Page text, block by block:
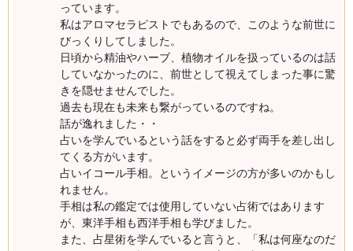
っています。
私はアロマセラピストでもあるので、このような前世に
びっくりしてしました。
日頃から精油やハーブ、植物オイルを扱っているのは話
していなかったのに、前世として視えてしまった事に驚
きを隠せませんでした。
過去も現在も未来も繋がっているのですね。
話が逸れました・・
占いを学んでいるという話をすると必ず両手を差し出し
てくる方がいます。
占いイコール手相。というイメージの方が多いのかもし
れません。
手相は私の鑑定では使用していない占術ではあります
が、東洋手相も西洋手相も学びました。
また、占星術を学んでいると言うと、「私は何座なのだ